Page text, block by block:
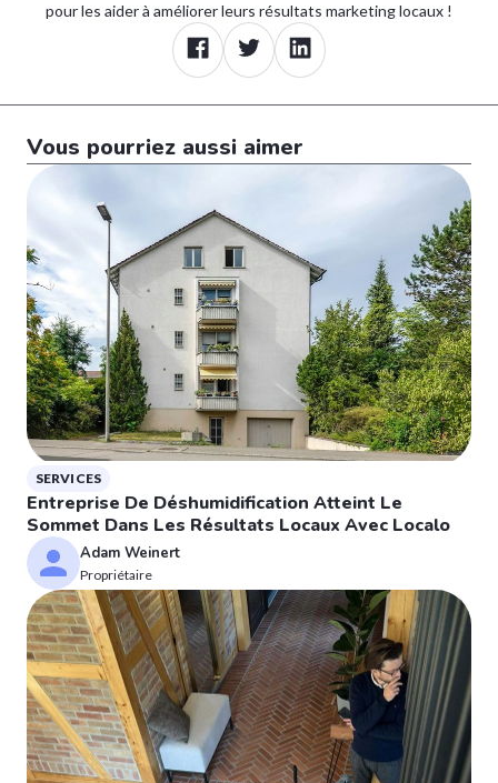
pour les aider à améliorer leurs résultats marketing locaux !
Vous pourriez aussi aimer
SERVICES
Entreprise De Déshumidification Atteint Le
Sommet Dans Les Résultats Locaux Avec Localo
Adam Weinert
Propriétaire